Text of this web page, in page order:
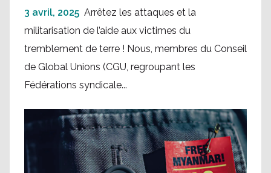
3 avril, 2025 Arrêtez les attaques et la
militarisation de l’aide aux victimes du
tremblement de terre ! Nous, membres du Conseil
de Global Unions (CGU, regroupant les
Fédérations syndicale...